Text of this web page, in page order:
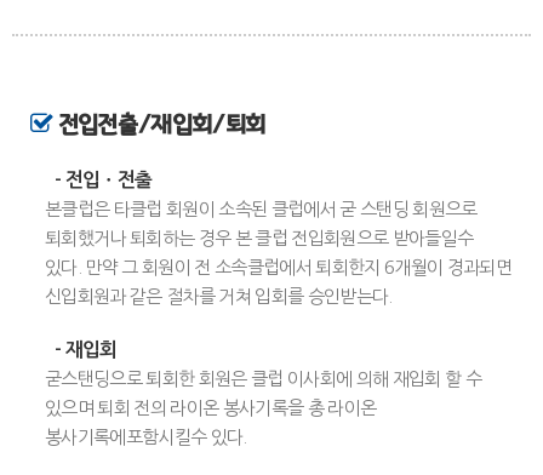
전입전출/재입회/퇴회
- 전입ㆍ전출
본클럽은 타클럽 회원이 소속된 클럽에서 굳 스탠딩 회원으로
퇴회했거나 퇴회하는 경우 본 클럽 전입회원으로 받아들일수
있다. 만약 그 회원이 전 소속클럽에서 퇴회한지 6개월이 경과되면
신입회원과 같은 절차를 거쳐 입회를 승인받는다.
- 재입회
굳스탠딩으로 퇴회한 회원은 클럽 이사회에 의해 재입회 할 수
있으며 퇴회 전의 라이온 봉사기록을 총 라이온
봉사기록에포함시킬수 있다.